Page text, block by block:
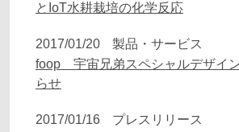
とIoT水耕栽培の化学反応
2017/01/20
製品・サービス
foop 宇宙兄弟スペシャルデザイ
らせ
2017/01/16
プレスリリース